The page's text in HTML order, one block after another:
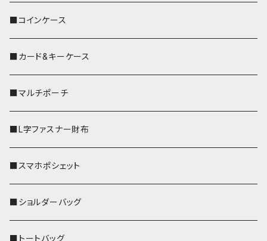
■コインケース
■カード&キーケース
■マルチポーチ
■L字ファスナー財布
■スマホポシェット
■ショルダーバッグ
■トートバッグ